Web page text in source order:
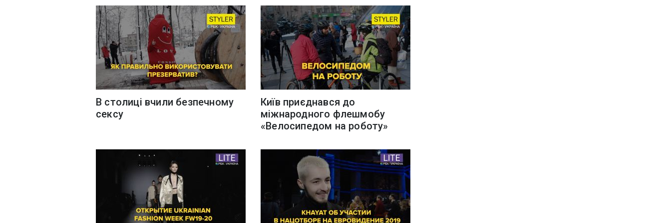
В столиці вчили безпечному
сексу
Київ приєднався до
міжнародного флешмобу
«Велосипедом на роботу»